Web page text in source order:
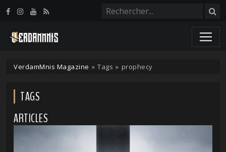
VerdamMnis Magazine » Tags » prophecy
TAGS
ARTICLES
Panneau de gestion des cookies